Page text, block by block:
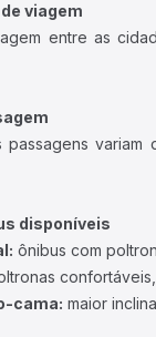
viagem
entre as
passagens
disponíveis
ônibus com
cama: maior